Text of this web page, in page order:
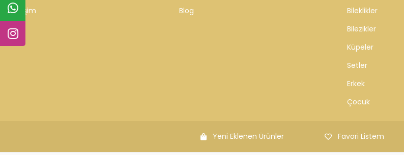
İletişim
Blog
Bileklikler
Bilezikler
Küpeler
Setler
Erkek
Çocuk
Yeni Eklenen Ürünler Favori Listem